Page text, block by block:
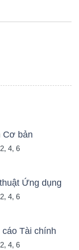
Cơ bản
4, 6
Ứng dụng
4, 6
Tài chính
4, 6